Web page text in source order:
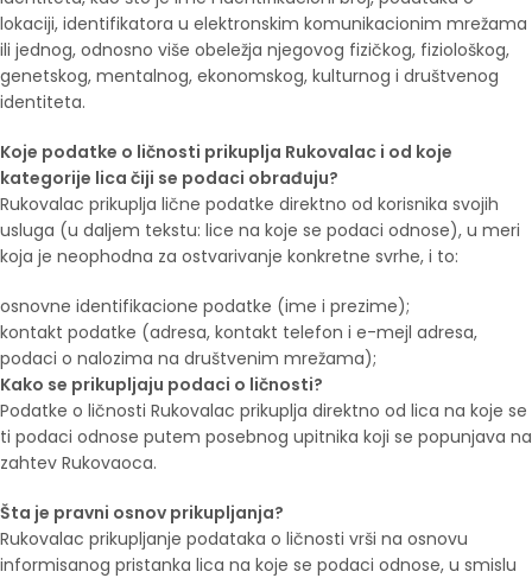
lokaciji, identifikatora u elektronskim komunikacionim mrežama
ili jednog, odnosno više obeležja njegovog fizičkog, fiziološkog,
genetskog, mentalnog, ekonomskog, kulturnog i društvenog
identiteta.
Koje podatke o ličnosti prikuplja Rukovalac i od koje
kategorije lica čiji se podaci obrađuju?
Rukovalac prikuplja lične podatke direktno od korisnika svojih
usluga (u daljem tekstu: lice na koje se podaci odnose), u meri
koja je neophodna za ostvarivanje konkretne svrhe, i to:
osnovne identifikacione podatke (ime i prezime);
kontakt podatke (adresa, kontakt telefon i e-mejl adresa,
podaci o nalozima na društvenim mrežama);
Kako se prikupljaju podaci o ličnosti?
Podatke o ličnosti Rukovalac prikuplja direktno od lica na koje se
ti podaci odnose putem posebnog upitnika koji se popunjava na
zahtev Rukovaoca.
Šta je pravni osnov prikupljanja?
Rukovalac prikupljanje podataka o ličnosti vrši na osnovu
informisanog pristanka lica na koje se podaci odnose, u smislu